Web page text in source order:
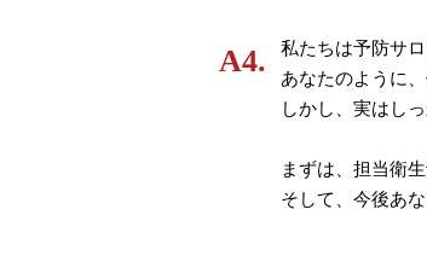
私たちは予防サ
あなたのように
しかし、実はし
まずは、担当衛
そして、今後あ